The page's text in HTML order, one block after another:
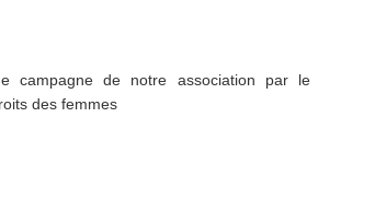
campagne de notre association par le
des femmes